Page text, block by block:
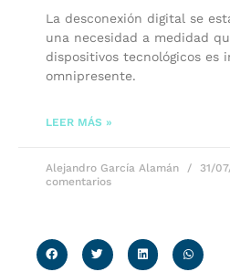
La desconexión digital se
una necesidad a medidad
dispositivos tecnológicos es
omnipresente.
LEER MÁS »
Alejandro García Alamán 31/
comentarios